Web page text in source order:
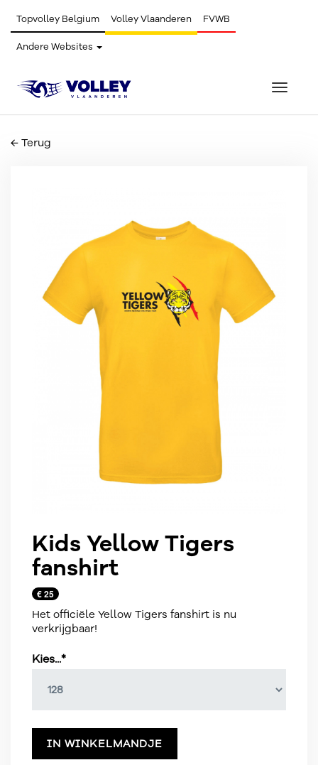
Topvolley Belgium Volley Vlaanderen FVWB
Andere Websites
Toggle
← Terug
Kids Yellow Tigers
fanshirt
€ 25
Het officiële Yellow Tigers fanshirt is nu
verkrijgbaar!
Kies...*
IN WINKELMANDJE